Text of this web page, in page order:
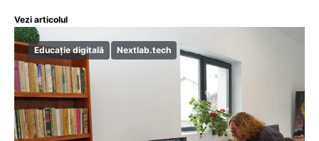
Vezi articolul
Educație digitală Nextlab.tech